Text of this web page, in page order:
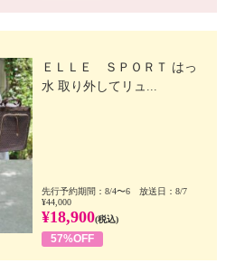
ＥＬＬＥ ＳＰＯＲＴ はっ
水 取り外してリュ...
先行予約期間：8/4〜6 放送日：8/7
¥44,000
¥18,900(税込)
57%OFF